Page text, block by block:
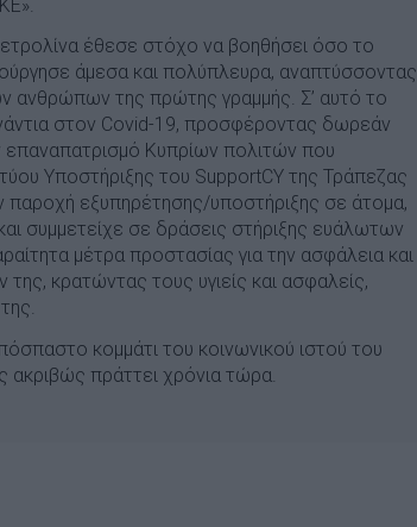
έθεσε στόχο να βοηθήσει όσο το
άμεσα και πολύπλευρα, αναπτύσσοντας
ανθρώπων της πρώτης γραμμής. Σ’ αυτό το
στον Covid-19, προσφέροντας δωρεάν
επαναπατρισμό Κυπρίων πολιτών που
Υποστήριξης του SupportCY της Τράπεζας
παροχή εξυπηρέτησης/υποστήριξης σε άτομα,
συμμετείχε σε δράσεις στήριξης ευάλωτων
μέτρα προστασίας για την ασφάλεια και
κρατώντας τους υγιείς και ασφαλείς,
κομμάτι του κοινωνικού ιστού του
ακριβώς πράττει χρόνια τώρα.